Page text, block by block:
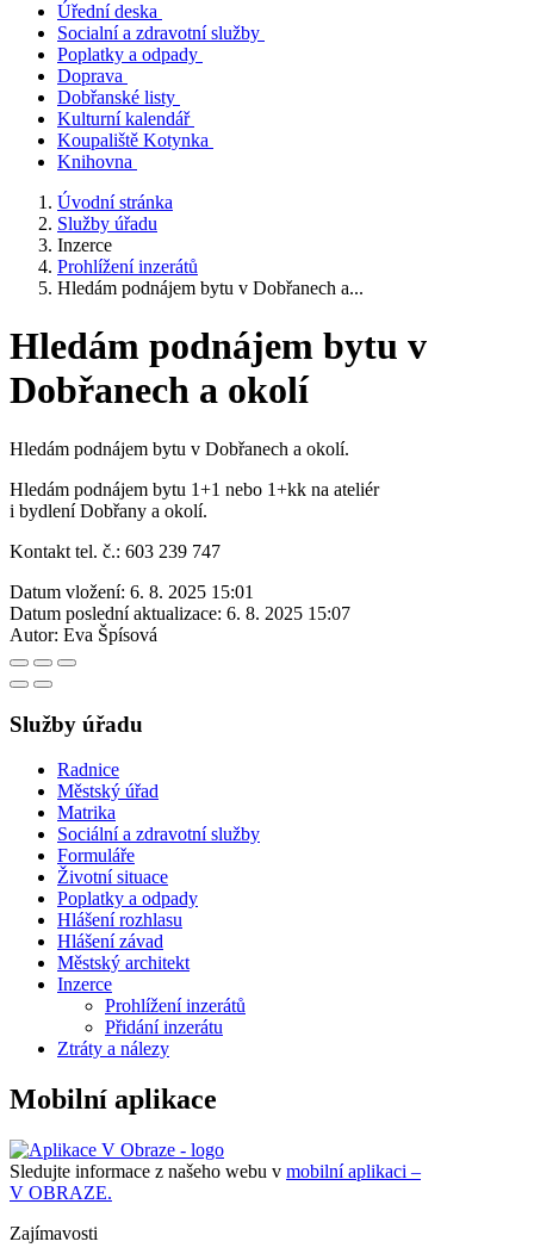
Úřední deska
Socialní a zdravotní služby
Poplatky a odpady
Doprava
Dobřanské listy
Kulturní kalendář
Koupaliště Kotynka
Knihovna
Úvodní stránka
Služby úřadu
Inzerce
Prohlížení inzerátů
Hledám podnájem bytu v Dobřanech a...
Hledám podnájem bytu v
Dobřanech a okolí
Hledám podnájem bytu v Dobřanech a okolí.
Hledám podnájem bytu 1+1 nebo 1+kk na ateliér
i bydlení Dobřany a okolí.
Kontakt tel. č.: 603 239 747
Datum vložení: 6. 8. 2025 15:01
Datum poslední aktualizace: 6. 8. 2025 15:07
Autor: Eva Špísová
Služby úřadu
Radnice
Městský úřad
Matrika
Sociální a zdravotní služby
Formuláře
Životní situace
Poplatky a odpady
Hlášení rozhlasu
Hlášení závad
Městský architekt
Inzerce
Prohlížení inzerátů
Přidání inzerátu
Ztráty a nálezy
Mobilní aplikace
Sledujte informace z našeho webu v mobilní aplikaci –
V OBRAZE.
Zajímavosti